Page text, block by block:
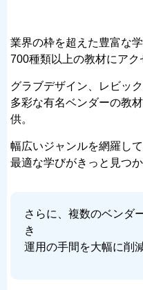
業界の枠を超えた豊富な
700種類以上の教材にアク
グラブデザイン、レビッ
多彩な有名ベンダーの教
供。
幅広いジャンルを網羅し
最適な学びがきっと見つか
さらに、複数のベンダ
き
運用の手間を大幅に削減